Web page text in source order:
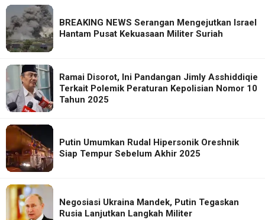
BREAKING NEWS Serangan Mengejutkan Israel
Hantam Pusat Kekuasaan Militer Suriah
Ramai Disorot, Ini Pandangan Jimly Asshiddiqie
Terkait Polemik Peraturan Kepolisian Nomor 10
Tahun 2025
Putin Umumkan Rudal Hipersonik Oreshnik
Siap Tempur Sebelum Akhir 2025
Negosiasi Ukraina Mandek, Putin Tegaskan
Rusia Lanjutkan Langkah Militer